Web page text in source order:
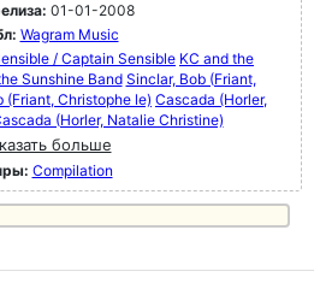
01-01-2008
Wagram Music
/ Captain Sensible KC and the
Sunshine Band Sinclar, Bob (Friant,
(Friant, Christophe le) Cascada (Horler,
(Horler, Natalie Christine)
больше
Compilation